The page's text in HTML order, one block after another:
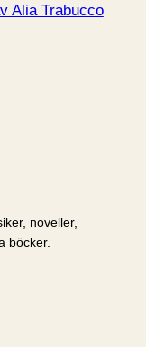
Alia Trabucco
noveller,
böcker.